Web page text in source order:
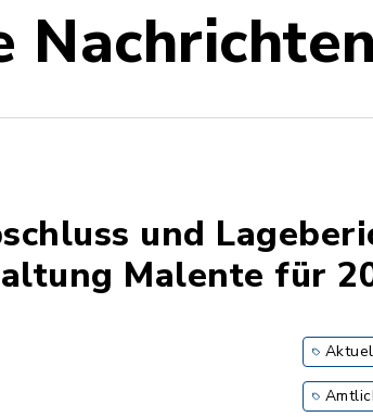
Nachrichten
und
Malente für